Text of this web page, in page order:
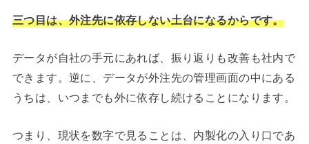
三つ目は、外注先に依存しない土台になるからです。
データが自社の手元にあれば、振り返りも改善も社内で
できます。逆に、データが外注先の管理画面の中にある
うちは、いつまでも外に依存し続けることになります。
つまり、現状を数字で見ることは、内製化の入り口であ